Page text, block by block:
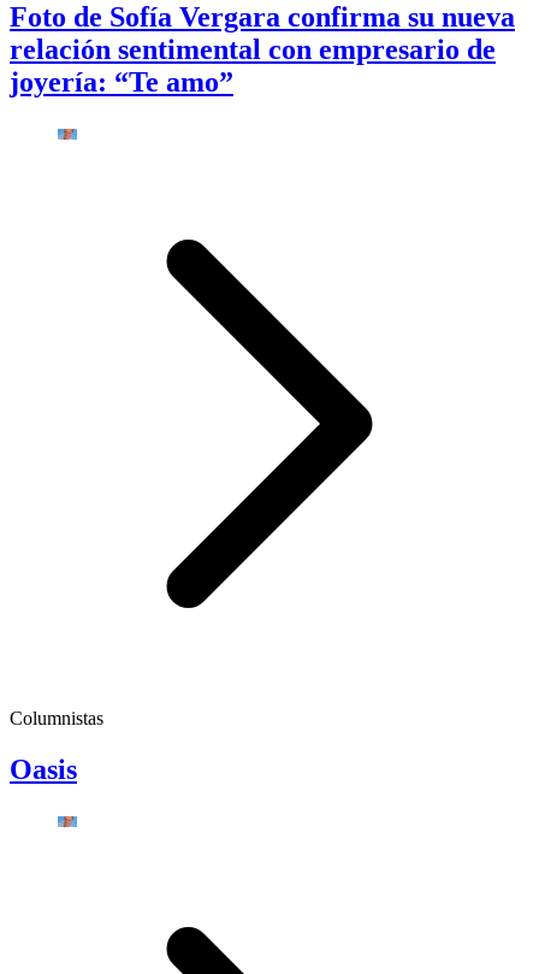
Foto de Sofía Vergara confirma su nueva
relación sentimental con empresario de
joyería: “Te amo”
Columnistas
Oasis